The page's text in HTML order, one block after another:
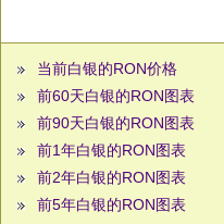
当前白银的RON价格
前60天白银的RON图表
前90天白银的RON图表
前1年白银的RON图表
前2年白银的RON图表
前5年白银的RON图表